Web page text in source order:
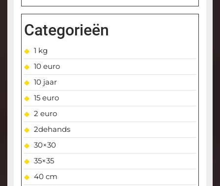
Categorieën
1 kg
10 euro
10 jaar
15 euro
2 euro
2dehands
30×30
35×35
40 cm